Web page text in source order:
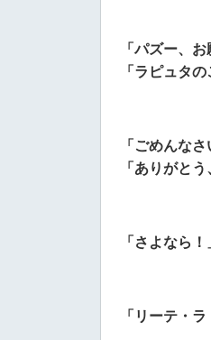
「パズー、
「ラピュタの
「ごめんな
「ありがと
「さよなら！
「リーテ・